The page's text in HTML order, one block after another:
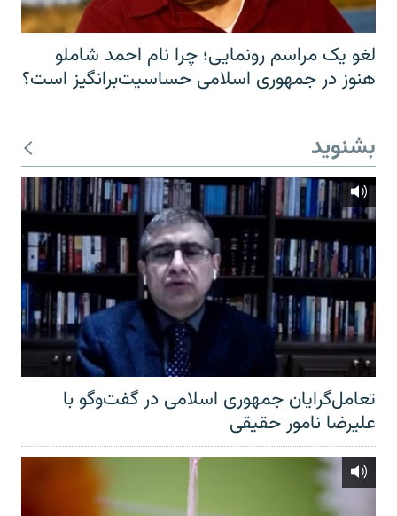
لغو یک مراسم رونمایی؛ چرا نام احمد شاملو
هنوز در جمهوری اسلامی حساسیت‌برانگیز است؟
بشنوید
تعامل‌گرایان جمهوری اسلامی در گفت‌وگو با
علیرضا نامور حقیقی